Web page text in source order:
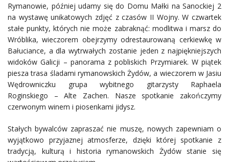
Rymanowie, później udamy się do Domu Małki na Sanockiej 2
na wystawę unikatowych zdjęć z czasów II Wojny. W czwartek
stałe punkty, których nie może zabraknąć: modlitwa i marsz do
Wróblika, wieczorem obejrzymy odrestaurowaną cerkiewkę w
Bałuciance, a dla wytrwałych zostanie jeden z najpiękniejszych
widoków Galicji – panorama z pobliskich Przymiarek. W piątek
piesza trasa śladami rymanowskich Żydów, a wieczorem w Jasiu
Wędrowniczku grupa wybitnego gitarzysty Raphaela
Roginskiego – Alte Zachen. Nasze spotkanie zakończymy
czerwonym winem i piosenkami jidysz.
Stałych bywalców zapraszać nie muszę, nowych zapewniam o
wyjątkowo przyjaznej atmosferze, dzięki której spotkanie z
tradycją, kulturą i historia rymanowskich Żydów stanie się